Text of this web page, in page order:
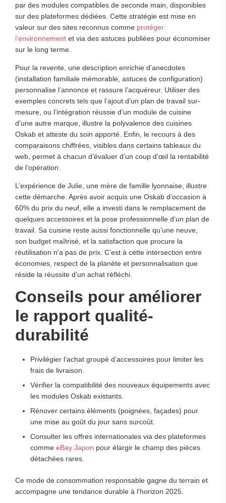
par des modules compatibles de seconde main, disponibles
sur des plateformes dédiées. Cette stratégie est mise en
valeur sur des sites reconnus comme protéger
l’environnement et via des astuces publiées pour économiser
sur le long terme.
Pour la revente, une description enrichie d’anecdotes
(installation familiale mémorable, astuces de configuration)
personnalise l’annonce et rassure l’acquéreur. Utiliser des
exemples concrets tels que l’ajout d’un plan de travail sur-
mesure, ou l’intégration réussie d’un module de cuisine
d’une autre marque, illustre la polyvalence des cuisines
Oskab et atteste du soin apporté. Enfin, le recours à des
comparaisons chiffrées, visibles dans certains tableaux du
web, permet à chacun d’évaluer d’un coup d’œil la rentabilité
de l’opération.
L’expérience de Julie, une mère de famille lyonnaise, illustre
cette démarche. Après avoir acquis une Oskab d’occasion à
60% du prix du neuf, elle a investi dans le remplacement de
quelques accessoires et la pose professionnelle d’un plan de
travail. Sa cuisine reste aussi fonctionnelle qu’une neuve,
son budget maîtrisé, et la satisfaction que procure la
réutilisation n’a pas de prix. C’est à cette intersection entre
économies, respect de la planète et personnalisation que
réside la réussite d’un achat réfléchi.
Conseils pour améliorer
le rapport qualité-
durabilité
Privilégier l’achat groupé d’accessoires pour limiter les
frais de livraison.
Vérifier la compatibilité des nouveaux équipements avec
les modules Oskab existants.
Rénover certains éléments (poignées, façades) pour
une mise au goût du jour sans surcoût.
Consulter les offres internationales via des plateformes
comme eBay Japon pour élargir le champ des pièces
détachées rares.
Ce mode de consommation responsable gagne du terrain et
accompagne une tendance durable à l’horizon 2025.